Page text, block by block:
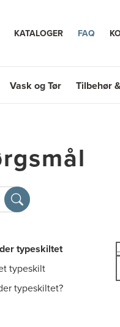
KATALOGER FAQ
Vask og Tør Tilbehør
typeskiltet
typeskilt
typeskiltet?